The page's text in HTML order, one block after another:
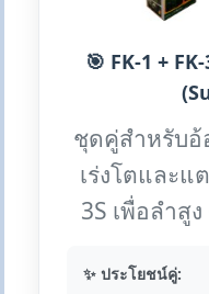
🎯 FK-1 +
ชุดคู่สำหรับอ้
เร่งโตและแ
3S เพื่อลำสู
✨ ประโยชน์คู่: